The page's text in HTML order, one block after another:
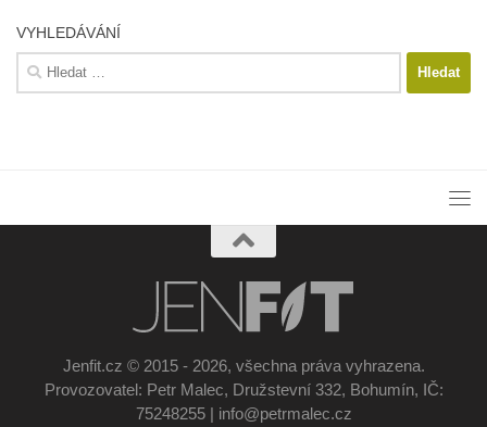
VYHLEDÁVÁNÍ
Vyhledávání
Jenfit.cz © 2015 - 2026, všechna práva vyhrazena.
Provozovatel: Petr Malec, Družstevní 332, Bohumín, IČ:
75248255 | info@petrmalec.cz